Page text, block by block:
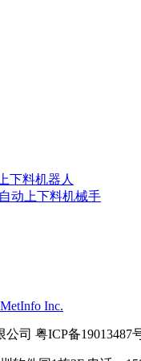
下料机器人
动上下料机械手
MetInfo Inc.
司 粤ICP备19013487